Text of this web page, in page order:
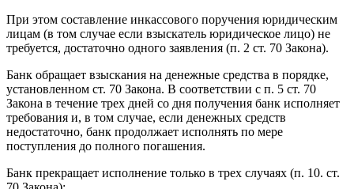
При этом составление инкассового поручения юридическим
лицам (в том случае если взыскатель юридическое лицо) не
требуется, достаточно одного заявления (п. 2 ст. 70 Закона).
Банк обращает взыскания на денежные средства в порядке,
установленном ст. 70 Закона. В соответствии с п. 5 ст. 70
Закона в течение трех дней со дня получения банк исполняет
требования и, в том случае, если денежных средств
недостаточно, банк продолжает исполнять по мере
поступления до полного погашения.
Банк прекращает исполнение только в трех случаях (п. 10. ст.